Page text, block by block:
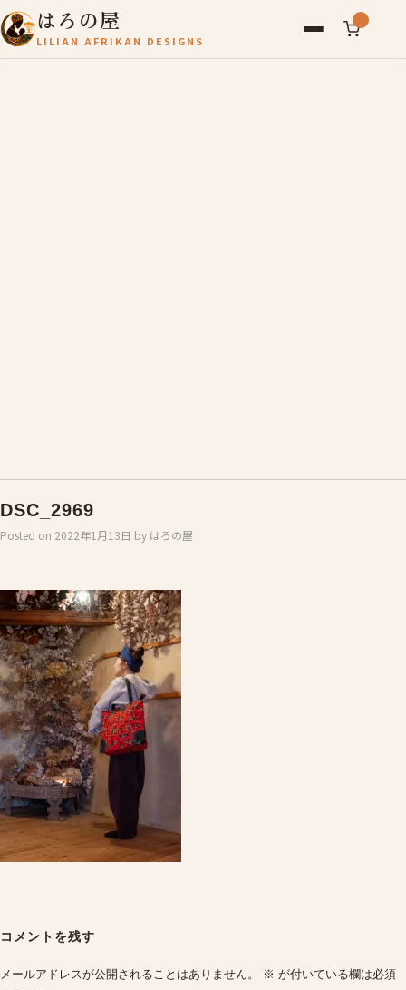
はろの屋
LILIAN AFRIKAN DESIGNS
DSC_2969
Posted on 2022年1月13日 by はろの屋
navigation
コメントを残す
メールアドレスが公開されることはありません。 ※ が付いている欄は必須